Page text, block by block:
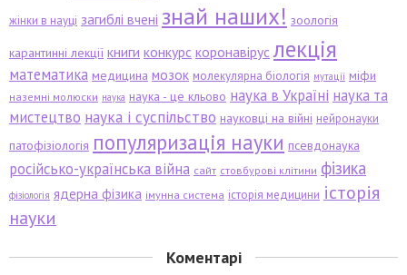
жінки в науці загиблі вчені знай наших! зоологія
карантинні лекції книги конкурс коронавірус лекція
математика медицина мозок молекулярна біологія мутації міфи
наземні молюски наука наука - це кльово наука в Україні наука та
мистецтво наука і суспільство науковці на війні нейронауки
патофізіологія популяризація науки псевдонаука
російсько-українська війна сайт стовбурові клітини фізика
фізіологія ядерна фізика імунна система історія медицини історія
науки
Коментарі